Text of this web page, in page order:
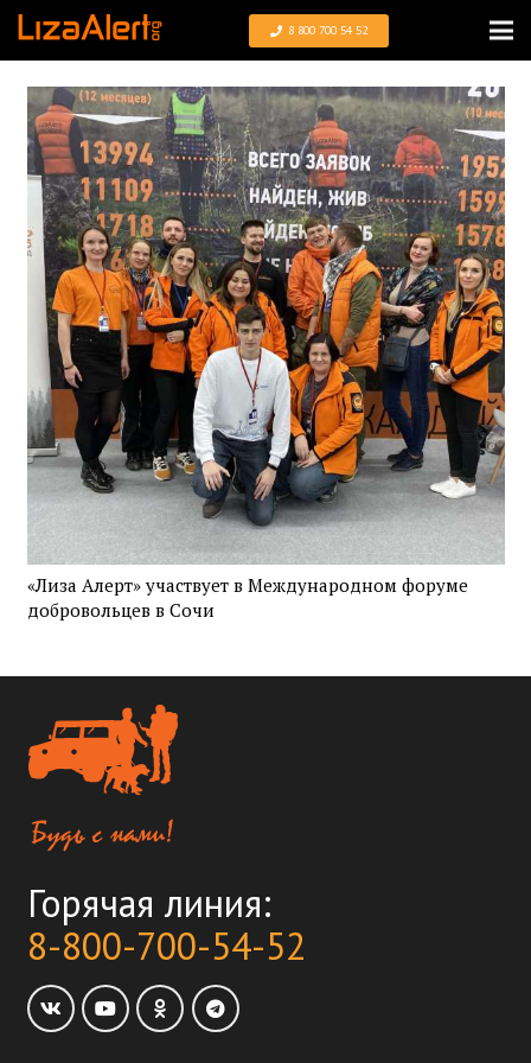
8 800 700 54 52
«Лиза Алерт» участвует в Международном форуме
добровольцев в Сочи
Горячая линия:
8-800-700-54-52